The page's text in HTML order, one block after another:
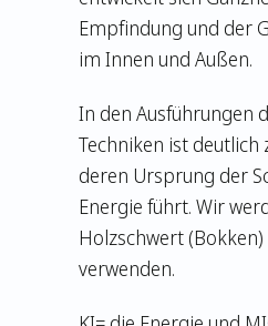
Empfindung und der
im Innen und Außen.
In den Ausführungen
Techniken ist deutlich
deren Ursprung der
Energie führt. Wir
Holzschwert
verwenden.